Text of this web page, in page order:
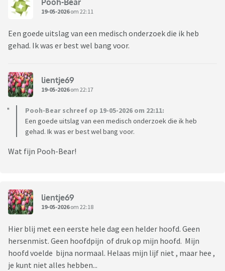
19-05-2026om 22:11
Een goede uitslag van een medisch onderzoek die ik heb
gehad. Ik was er best wel bang voor.
lientje69
19-05-2026om 22:17
Pooh-Bear schreef op 19-05-2026 om 22:11:
Een goede uitslag van een medisch onderzoek die ik heb
gehad. Ik was er best wel bang voor.
Wat fijn Pooh-Bear!
lientje69
19-05-2026om 22:18
Hier blij met een eerste hele dag een helder hoofd. Geen
hersenmist. Geen hoofdpijn of druk op mijn hoofd. Mijn
hoofd voelde bijna normaal. Helaas mijn lijf niet , maar hee ,
je kunt niet alles hebben...